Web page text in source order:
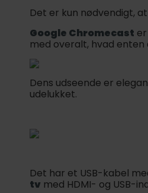
Det er kun nødvendigt,
Google Chromecast
med overalt, hvad
Dens udseende er
udelukket.
Det har et USB-kabel
tv med HDMI- og USB-